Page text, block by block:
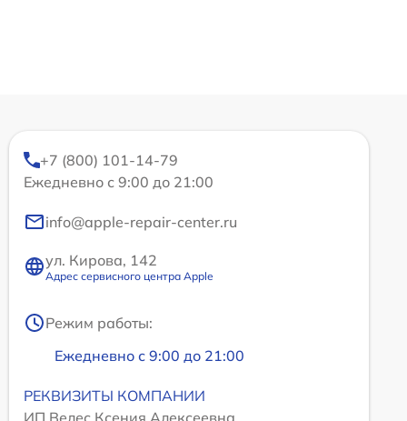
+7 (800) 101-14-79
Ежедневно с 9:00 до 21:00
info@apple-repair-center.ru
ул. Кирова, 142
Адрес сервисного центра Apple
Режим работы:
Ежедневно с 9:00 до 21:00
РЕКВИЗИТЫ КОМПАНИИ
ИП Велес Ксения Алексеевна